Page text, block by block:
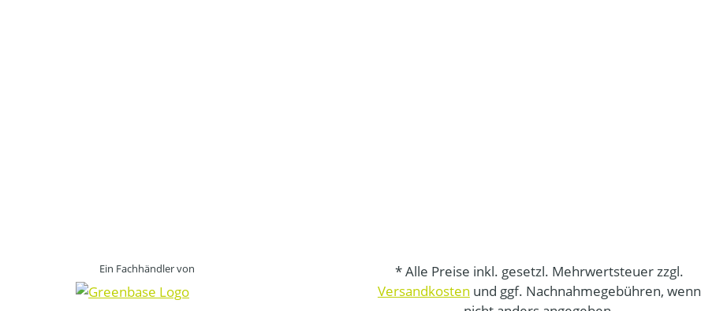
Ein Fachhändler von
* Alle Preise inkl. gesetzl. Mehrwertsteuer zzgl.
Versandkosten und ggf. Nachnahmegebühren, wenn